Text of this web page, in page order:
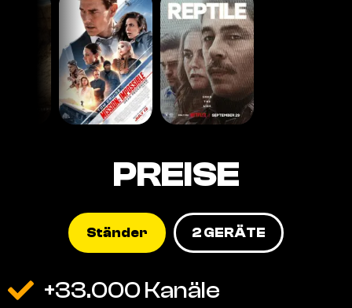
PREISE
Ständer 2 GERÄTE
+33.000 Kanäle